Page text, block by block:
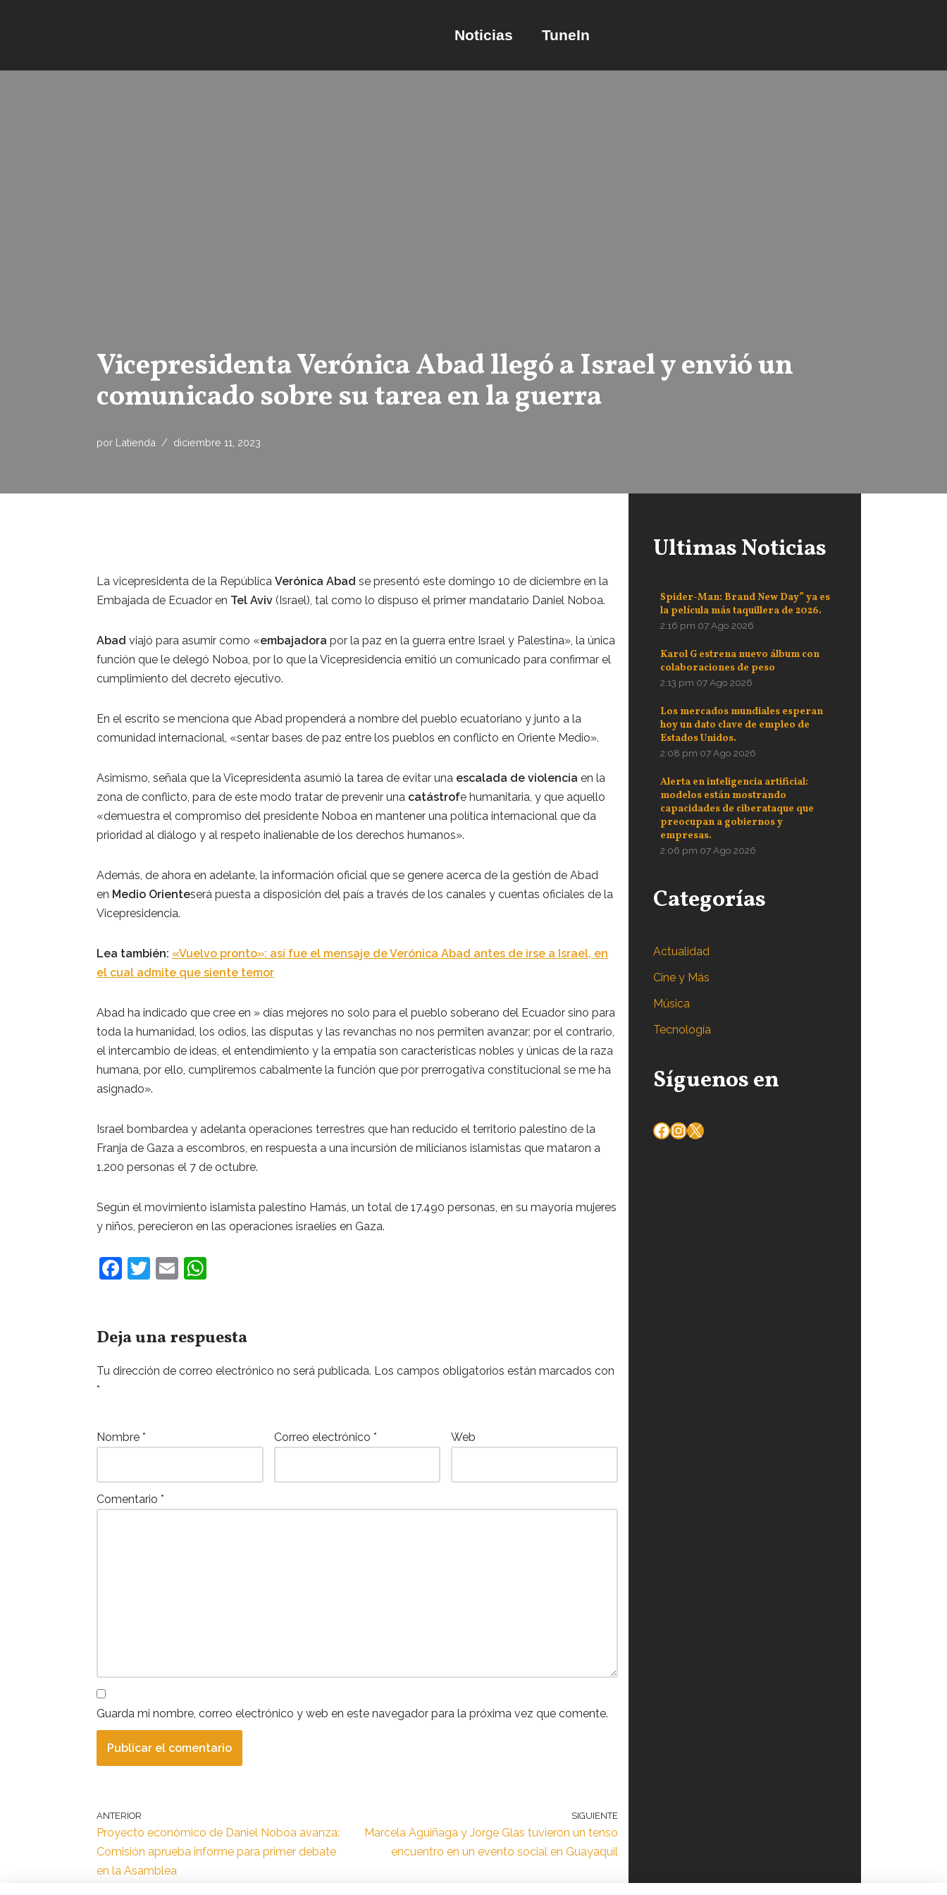
Noticias TuneIn
Vicepresidenta Verónica Abad llegó a Israel y envió un
comunicado sobre su tarea en la guerra
por Latienda diciembre 11, 2023
La vicepresidenta de la República Verónica Abad se presentó este domingo 10 de diciembre en la
Embajada de Ecuador en Tel Aviv (Israel), tal como lo dispuso el primer mandatario Daniel Noboa.
Abad viajó para asumir como «embajadora por la paz en la guerra entre Israel y Palestina», la única
función que le delegó Noboa, por lo que la Vicepresidencia emitió un comunicado para confirmar el
cumplimiento del decreto ejecutivo.
En el escrito se menciona que Abad propenderá a nombre del pueblo ecuatoriano y junto a la
comunidad internacional, «sentar bases de paz entre los pueblos en conflicto en Oriente Medio».
Asimismo, señala que la Vicepresidenta asumió la tarea de evitar una escalada de violencia en la
zona de conflicto, para de este modo tratar de prevenir una catástrofe humanitaria, y que aquello
«demuestra el compromiso del presidente Noboa en mantener una política internacional que da
prioridad al diálogo y al respeto inalienable de los derechos humanos».
Además, de ahora en adelante, la información oficial que se genere acerca de la gestión de Abad
en Medio Orienteserá puesta a disposición del país a través de los canales y cuentas oficiales de la
Vicepresidencia.
Lea también: «Vuelvo pronto»: así fue el mensaje de Verónica Abad antes de irse a Israel, en
el cual admite que siente temor
Abad ha indicado que cree en » días mejores no solo para el pueblo soberano del Ecuador sino para
toda la humanidad, los odios, las disputas y las revanchas no nos permiten avanzar; por el contrario,
el intercambio de ideas, el entendimiento y la empatía son características nobles y únicas de la raza
humana, por ello, cumpliremos cabalmente la función que por prerrogativa constitucional se me ha
asignado».
Israel bombardea y adelanta operaciones terrestres que han reducido el territorio palestino de la
Franja de Gaza a escombros, en respuesta a una incursión de milicianos islamistas que mataron a
1.200 personas el 7 de octubre.
Según el movimiento islamista palestino Hamás, un total de 17.490 personas, en su mayoría mujeres
y niños, perecieron en las operaciones israelíes en Gaza.
F
e
o
k
T
er
E
l
s
p
Deja una respuesta
Tu dirección de correo electrónico no será publicada. Los campos obligatorios están marcados con
*
Nombre * Correo electrónico * Web
Comentario *
Guarda mi nombre, correo electrónico y web en este navegador para la próxima vez que comente.
ANTERIOR
Proyecto económico de Daniel Noboa avanza:
Comisión aprueba informe para primer debate
en la Asamblea
SIGUIENTE
Marcela Aguiñaga y Jorge Glas tuvieron un tenso
encuentro en un evento social en Guayaquil
Ultimas Noticias
Spider-Man: Brand New Day” ya es
la película más taquillera de 2026.
2:16 pm 07 Ago 2026
Karol G estrena nuevo álbum con
colaboraciones de peso
2:13 pm 07 Ago 2026
Los mercados mundiales esperan
hoy un dato clave de empleo de
Estados Unidos.
2:08 pm 07 Ago 2026
Alerta en inteligencia artificial:
modelos están mostrando
capacidades de ciberataque que
preocupan a gobiernos y
empresas.
2:06 pm 07 Ago 2026
Categorías
Actualidad
Cine y Más
Música
Tecnología
Síguenos en